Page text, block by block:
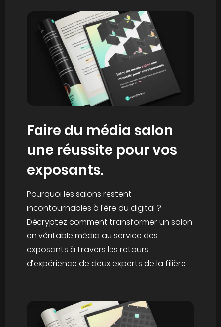
Faire du média salon
une réussite pour vos
exposants.
Pourquoi les salons restent
incontournables à l’ère du digital ?
Décryptez comment transformer un salon
en véritable média au service des
exposants à travers les retours
d’expérience de deux experts de la filière.